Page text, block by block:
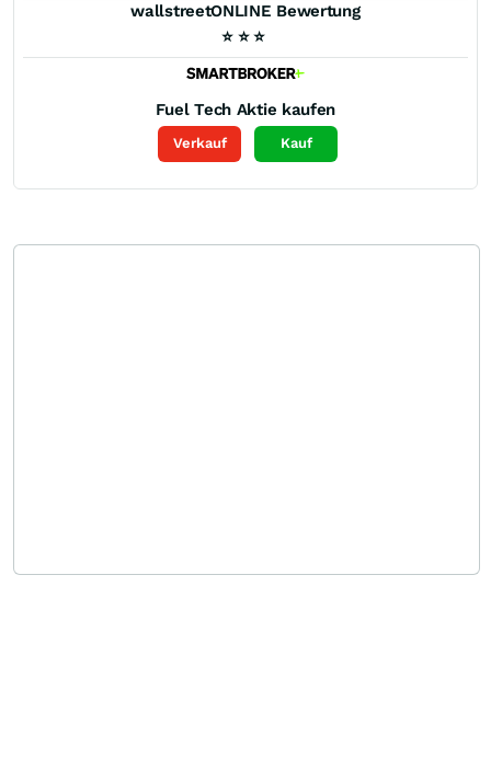
wallstreetONLINE Bewertung
⭐ ⭐ ⭐
Fuel Tech Aktie kaufen
Verkauf Kauf